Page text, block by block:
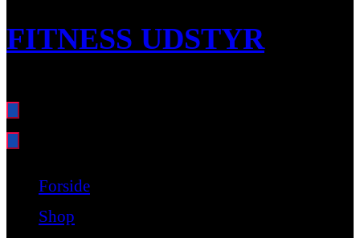
FITNESS UDSTYR
Bare endnu et fitness websted
Forside
Shop